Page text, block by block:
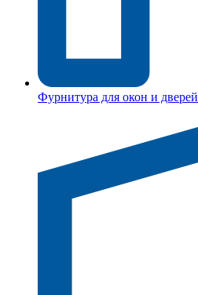
Фурнитура для окон и дверей